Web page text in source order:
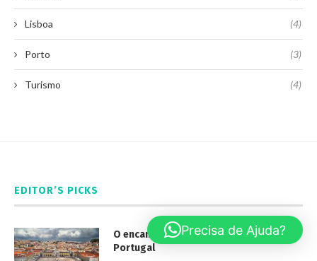
Lisboa (4)
Porto (3)
Turismo (4)
EDITOR’S PICKS
O encanto da Praça do Comércio em
Portugal
Precisa de Ajuda?